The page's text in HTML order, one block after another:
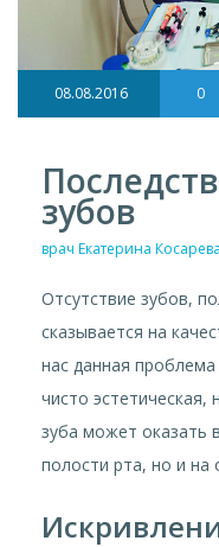
08.08.2016 0
зубов
врач Екатерина Косарева
Отсутствие зубов,
сказывается на
нас данная
чисто эстетическая,
зуба может оказать
полости рта, но и на